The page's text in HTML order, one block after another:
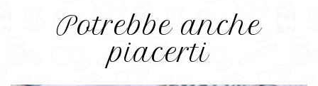
Potrebbe anche
piacerti